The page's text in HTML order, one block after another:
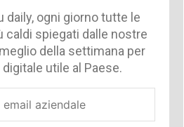
daily, ogni giorno tutte le
caldi spiegati dalle nostre
della settimana per
utile al Paese.